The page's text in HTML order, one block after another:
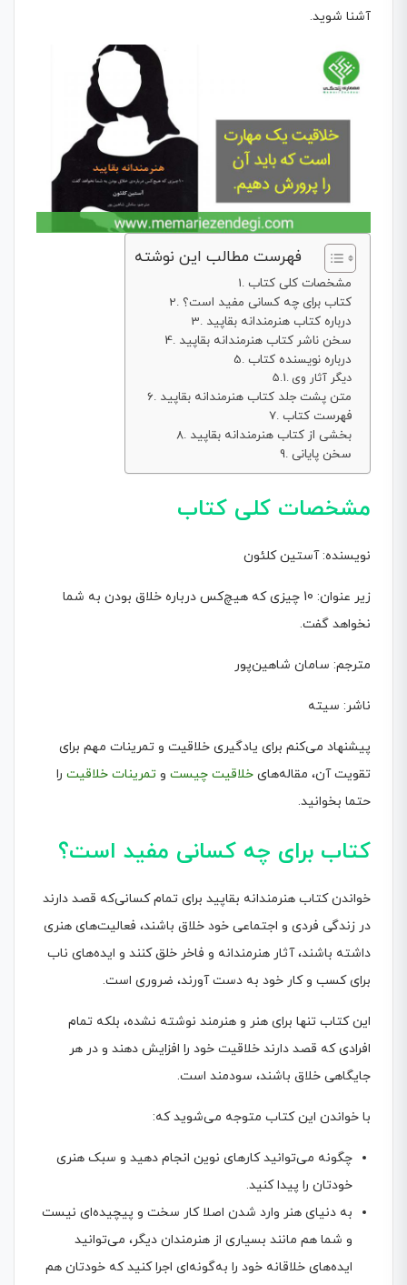
آشنا شوید.
فهرست مطالب این نوشته
مشخصات کلی کتاب
کتاب برای چه کسانی مفید است؟
درباره کتاب هنرمندانه بقاپید
سخن ناشر کتاب هنرمندانه بقاپید
درباره نویسنده کتاب
دیگر آثار وی
متن پشت جلد کتاب هنرمندانه بقاپید
فهرست کتاب
بخشی از کتاب هنرمندانه بقاپید
سخن پایانی
مشخصات کلی کتاب
نویسنده: آستین کلئون
زیر عنوان: 10 چیزی که هیچ‌کس درباره خلاق بودن به شما
نخواهد گفت.
مترجم: سامان شاهین‌پور
ناشر: سیته
پیشنهاد می‌کنم برای یادگیری خلاقیت و تمرینات مهم برای
تقویت آن، مقاله‌های خلاقیت چیست و تمرینات خلاقیت را
حتما بخوانید.
کتاب برای چه کسانی مفید است؟
خواندن کتاب هنرمندانه بقاپید برای تمام کسانی‌که قصد دارند
در زندگی فردی و اجتماعی خود خلاق باشند، فعالیت‌های هنری
داشته باشند، آثار هنرمندانه و فاخر خلق کنند و ایده‌های ناب
برای کسب و کار خود به دست آورند، ضروری است.
این کتاب تنها برای هنر و هنرمند نوشته نشده، بلکه تمام
افرادی که قصد دارند خلاقیت خود را افزایش دهند و در هر
جایگاهی خلاق باشند، سودمند است.
با خواندن این کتاب متوجه می‌شوید که:
چگونه می‌توانید کارهای نوین انجام دهید و سبک هنری
خودتان را پیدا کنید.
به دنیای هنر وارد شدن اصلا کار سخت و پیچیده‌ای نیست
و شما هم مانند بسیاری از هنرمندان دیگر، می‌توانید
ایده‌های خلاقانه خود را به‌گونه‌ای اجرا کنید که خودتان هم